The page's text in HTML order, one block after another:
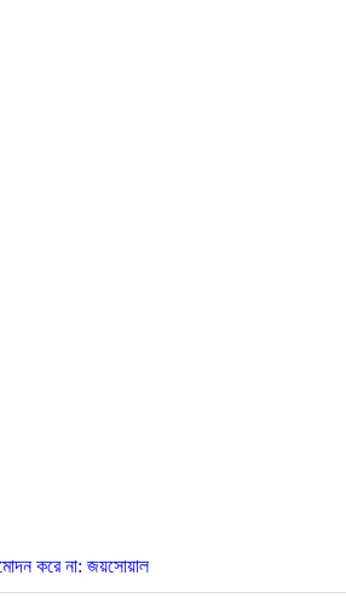
করে না: জয়সোয়াল